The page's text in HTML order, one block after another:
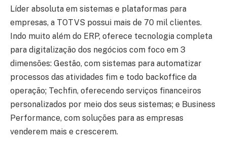
Líder absoluta em sistemas e plataformas para
empresas, a TOTVS possui mais de 70 mil clientes.
Indo muito além do ERP, oferece tecnologia completa
para digitalização dos negócios com foco em 3
dimensões: Gestão, com sistemas para automatizar
processos das atividades fim e todo backoffice da
operação; Techfin, oferecendo serviços financeiros
personalizados por meio dos seus sistemas; e Business
Performance, com soluções para as empresas
venderem mais e crescerem.